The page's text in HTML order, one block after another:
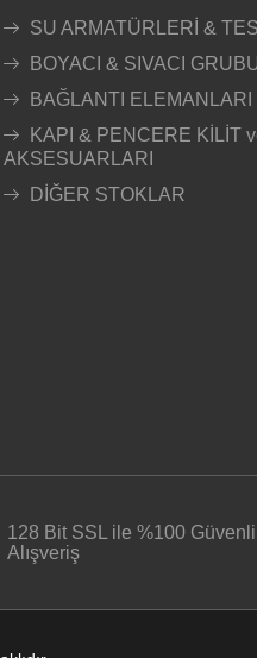
SU ARMATÜRLERİ &
BOYACI & SIVACI
BAĞLANTI
KAPI & PENCERE KİLİT
AKSESUARLARI
DİĞER STOKLAR
128 Bit SSL ile %100 Güvenli
Alışveriş